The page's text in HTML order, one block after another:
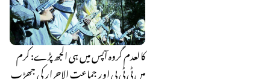
کالعدم گروہ آپس میں ہی الجھ پڑے: کرم
میں ٹی ٹی پی اور جماعت الاحرار کی جھڑپ